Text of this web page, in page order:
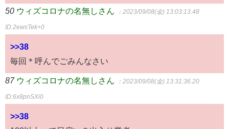
50 ウィズコロナの名無しさん ：2023/09/08(金) 13:03:13.48
ID:2ewsTek+0
>>38
毎回＊呼んでごみんなさい
87 ウィズコロナの名無しさん ：2023/09/08(金) 13:31:36.20
ID:6x8pnSXi0
>>38